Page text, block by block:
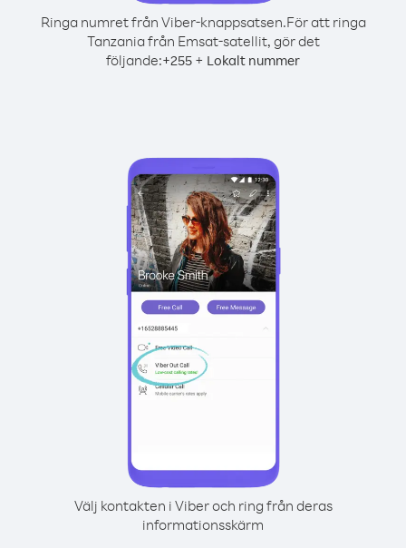
Ringa numret från Viber-knappsatsen.För att ringa
Tanzania från Emsat-satellit, gör det
följande:+255 + Lokalt nummer
Välj kontakten i Viber och ring från deras
informationsskärm